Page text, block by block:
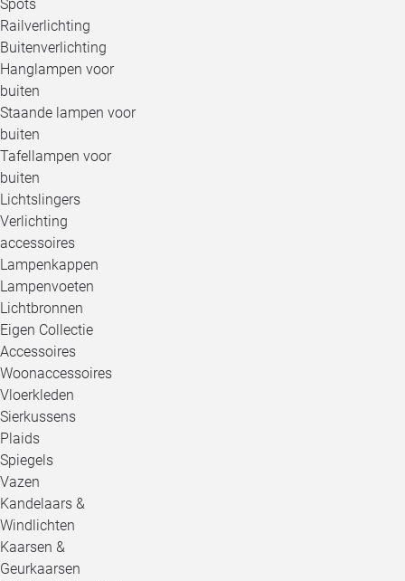
Spots
Railverlichting
Buitenverlichting
Hanglampen voor
buiten
Staande lampen voor
buiten
Tafellampen voor
buiten
Lichtslingers
Verlichting
accessoires
Lampenkappen
Lampenvoeten
Lichtbronnen
Eigen Collectie
Accessoires
Woonaccessoires
Vloerkleden
Sierkussens
Plaids
Spiegels
Vazen
Kandelaars &
Windlichten
Kaarsen &
Geurkaarsen